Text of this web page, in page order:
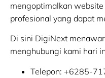
mengoptimalkan
profesional yang dapat
Di sini DigiNext
menghubungi kami hari
Telepon: +6285-